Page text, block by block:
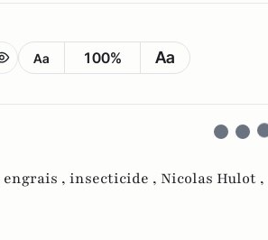
Aa 100% Aa
engrais , insecticide , Nicolas Hulot ,